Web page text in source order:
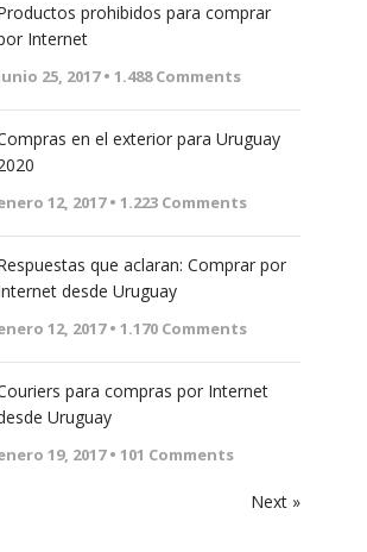
prohibidos para comprar
Internet
25, 2017 • 1.488Comments
en el exterior para Uruguay
12, 2017 • 1.223Comments
que aclaran: Comprar por
desde Uruguay
12, 2017 • 1.170Comments
para compras por Internet
Uruguay
19, 2017 • 101 Comments
Next »